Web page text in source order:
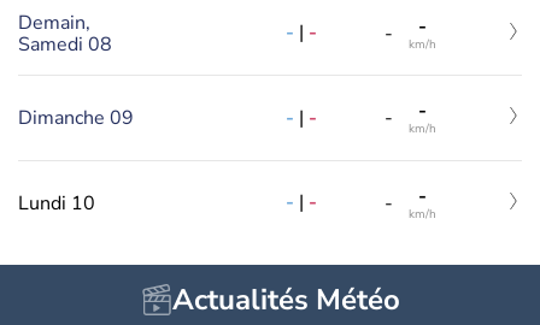
Demain,
Samedi 08
- | - - -
km/h
Dimanche 09 - | - - -
km/h
Lundi 10 - | - - -
km/h
Actualités Météo